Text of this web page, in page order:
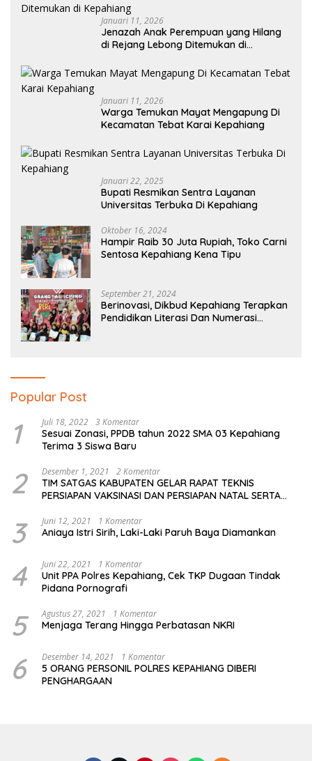
Januari 11, 2026
Jenazah Anak Perempuan yang Hilang
di Rejang Lebong Ditemukan di
Januari 11, 2026
Warga Temukan Mayat Mengapung Di
Kecamatan Tebat Karai Kepahiang
Januari 22, 2025
Bupati Resmikan Sentra Layanan
Universitas Terbuka Di Kepahiang
Oktober 16, 2024
Hampir Raib 30 Juta Rupiah, Toko Carni
Sentosa Kepahiang Kena Tipu
September 21, 2024
Berinovasi, Dikbud Kepahiang Terapkan
Pendidikan Literasi Dan Numerasi
Popular Post
1 Juli 18, 2022 3 Komentar
Sesuai Zonasi, PPDB tahun 2022 SMA 03 Kepahiang
Terima 3 Siswa Baru
2 Desember 1, 2021 2 Komentar
TIM SATGAS KABUPATEN GELAR RAPAT TEKNIS
PERSIAPAN VAKSINASI DAN PERSIAPAN NATAL SERTA
3 Juni 12, 2021 1 Komentar
Aniaya Istri Sirih, Laki-Laki Paruh Baya Diamankan
4 Juni 22, 2021 1 Komentar
Unit PPA Polres Kepahiang, Cek TKP Dugaan Tindak
Pidana Pornografi
5 Agustus 27, 2021 1 Komentar
Menjaga Terang Hingga Perbatasan NKRI
6 Desember 14, 2021 1 Komentar
5 ORANG PERSONIL POLRES KEPAHIANG DIBERI
PENGHARGAAN